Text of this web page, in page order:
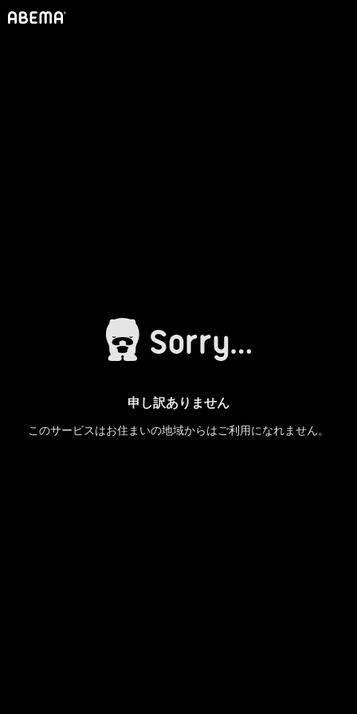
申し訳ありません
このサービスはお住まいの地域からはご利用になれません。